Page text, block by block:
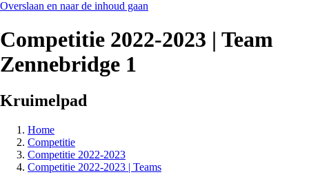
Overslaan en naar de inhoud gaan
Competitie 2022-2023 | Team
Zennebridge 1
Kruimelpad
Home
Competitie
Competitie 2022-2023
Competitie 2022-2023 | Teams